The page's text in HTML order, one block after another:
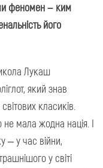
чи феномен – ким
його
Лукаш
який знав
класиків.
не мала жодна нація. І
– у час війни,
у світі